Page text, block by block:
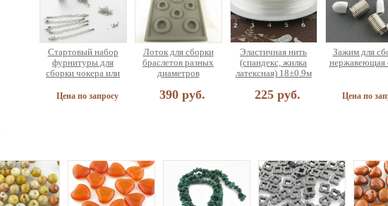
Стартовый набор
фурнитуры для
сборки чокера или
украшений)
Цена по запросу
Лоток для сборки
браслетов разных
диаметров
390 руб.
Эластичная нить
(спандекс, жилка
латексная) 18±0.9м
225 руб.
Зажим для
нержавеющая
Цена по
Органайзер для
сборки украшений
большой